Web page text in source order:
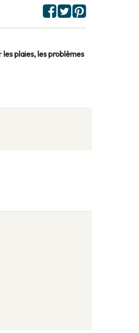
les plaies, les problèmes